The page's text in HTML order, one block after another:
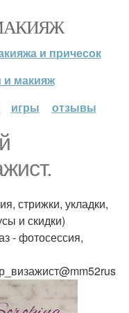
и причесок
и макияж
игры отзывы
стрижки, укладки,
и скидки)
- фотосессия,